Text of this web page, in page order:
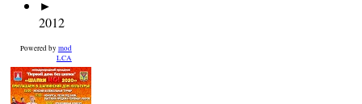
►
2012
Powered by mod
LCA